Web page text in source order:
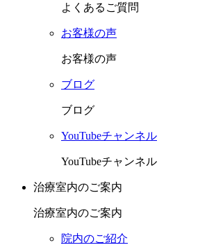
よくあるご質問
お客様の声
お客様の声
ブログ
ブログ
YouTubeチャンネル
YouTubeチャンネル
治療室内のご案内
治療室内のご案内
院内のご紹介